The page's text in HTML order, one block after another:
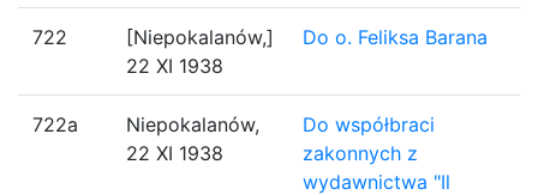
722
[Niepokalanów,]
22 XI 1938
Do o. Feliksa Barana
722a
Niepokalanów,
22 XI 1938
Do współbraci
zakonnych z
wydawnictwa "Il